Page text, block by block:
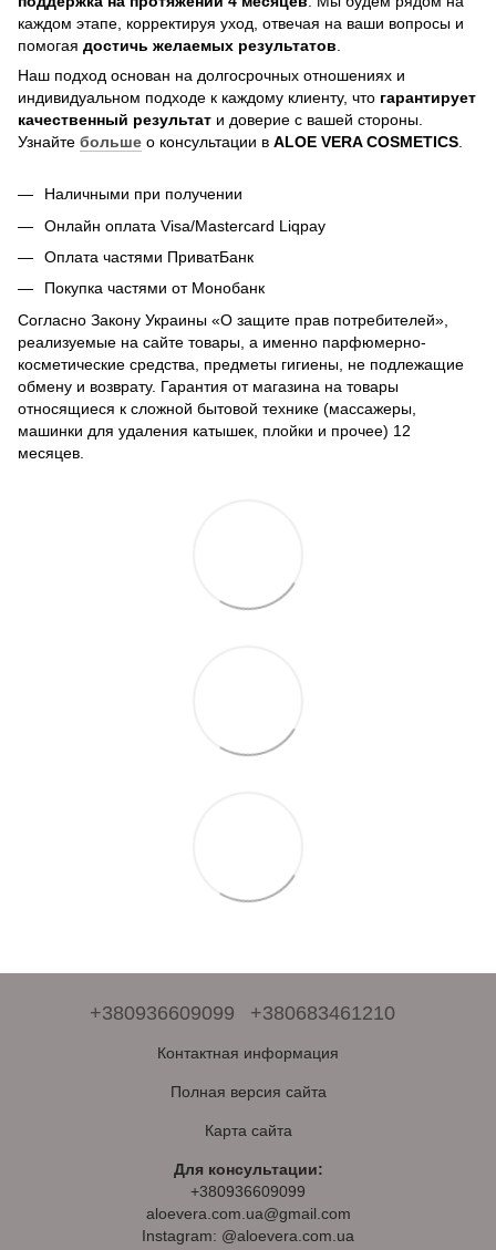
каждом этапе, корректируя уход, отвечая на ваши вопросы и
помогая достичь желаемых результатов.
Наш подход основан на долгосрочных отношениях и
индивидуальном подходе к каждому клиенту, что гарантирует
качественный результат и доверие с вашей стороны.
Узнайте больше о консультации в ALOE VERA COSMETICS.
Наличными при получении
Онлайн оплата Visa/Mastercard Liqpay
Оплата частями ПриватБанк
Покупка частями от Монобанк
Согласно Закону Украины «О защите прав потребителей»,
реализуемые на сайте товары, а именно парфюмерно-
косметические средства, предметы гигиены, не подлежащие
обмену и возврату. Гарантия от магазина на товары
относящиеся к сложной бытовой технике (массажеры,
машинки для удаления катышек, плойки и прочее) 12
месяцев.
+380936609099 +380683461210
Контактная информация
Полная версия сайта
Карта сайта
Для консультации:
+380936609099
aloevera.com.ua@gmail.com
Instagram: @aloevera.com.ua